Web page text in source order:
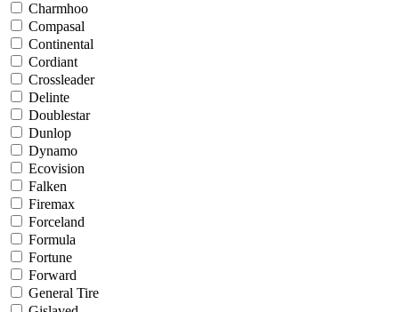
Charmhoo
Compasal
Continental
Cordiant
Crossleader
Delinte
Doublestar
Dunlop
Dynamo
Ecovision
Falken
Firemax
Forceland
Formula
Fortune
Forward
General Tire